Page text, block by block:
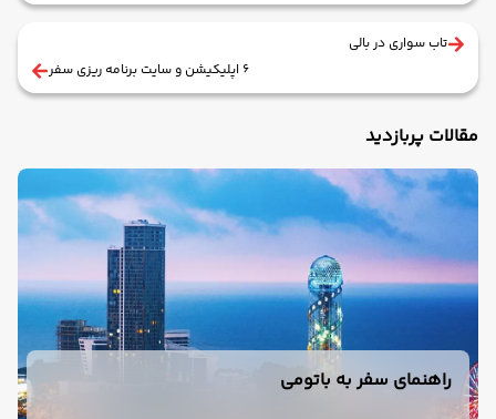
تاب سواری در بالی
6 اپلیکیشن و سایت برنامه ریزی سفر
مقالات پربازدید
راهنمای سفر به باتومی